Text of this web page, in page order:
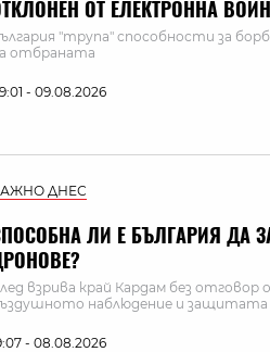
ОТ ЕЛЕКТРОННА
"трупа" способности за
отбраната
- 09.08.2026
ДНЕС
ЛИ Е БЪЛГАРИЯ ДА
взрива край Кардам без
наблюдение и
- 08.08.2026